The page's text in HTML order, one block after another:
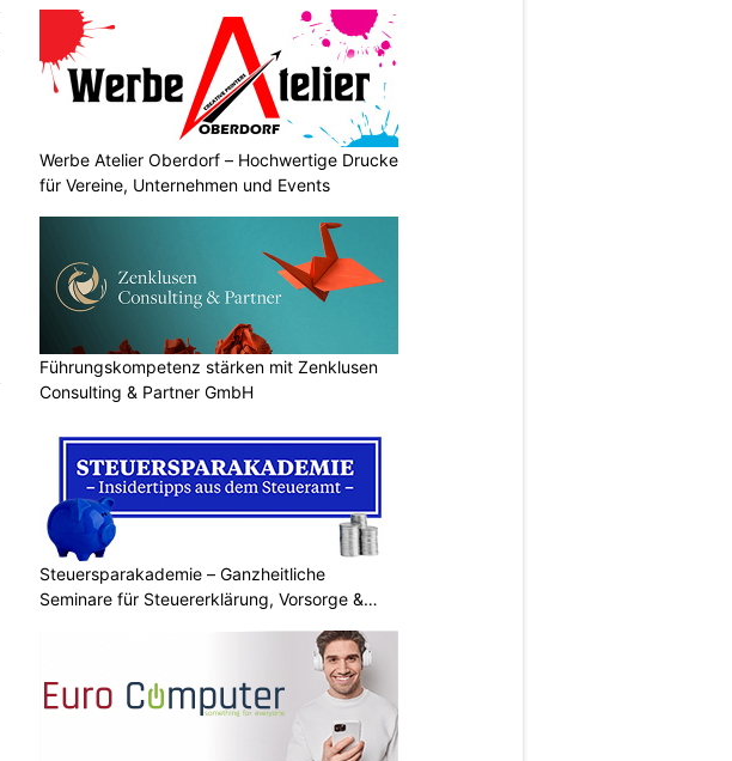
Werbe Atelier Oberdorf – Hochwertige Drucke
für Vereine, Unternehmen und Events
Führungskompetenz stärken mit Zenklusen
Consulting & Partner GmbH
Steuersparakademie – Ganzheitliche
Seminare für Steuererklärung, Vorsorge &